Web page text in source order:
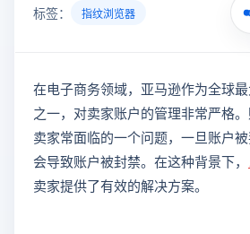
标签： 指纹浏览器
在电子商务领域，亚马逊作为全球
之一，对卖家账户的管理非常严格
卖家常面临的一个问题，一旦账户
会导致账户被封禁。在这种背景下，
卖家提供了有效的解决方案。